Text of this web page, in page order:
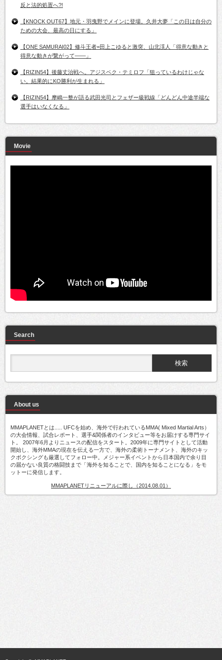
反と法的処置へ?!
【KNOCK OUT67】地元・羽曳野でメインに登場。久井大夢「この日は自分の
ための大会、最高の日にする」
【ONE SAMURAI02】修斗王者=田上こゆると激突、山北渓人「得意な動きと
得意な動きが繋がって――」
【RIZIN54】後藤丈治戦へ。アジスベク・テミロフ「狙っているわけじゃな
い。結果的にKO勝利が生まれる」
【RIZIN54】摩嶋一整が語る武田光司とフェザー級戦線「どんどん中途半端な
選手はいなくなる」
Movie
Search
About us
MMAPLANETとは..... UFCを始め、海外で行われているMMA( Mixed Martial Arts）
の大会情報、試合レポート、選手&関係者のインタビュー等をお届けする専門サイ
ト。 2007年6月よりニュースの配信をスタート。2009年に専門サイトとして活動
開始し、海外MMAの現在を伝える一方で、海外の柔術トーナメント、海外のキッ
クボクシングも厳選してフォロー中。メジャー系イベントから日本国内で余り目
の届かない良質の格闘技まで「海外を知ることで、国内を知ることになる」をモ
ットーに発信します。
MMAPLANETリニューアルに際し（2014.08.01）